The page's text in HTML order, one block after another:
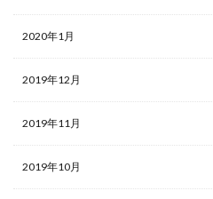
2020年1月
2019年12月
2019年11月
2019年10月